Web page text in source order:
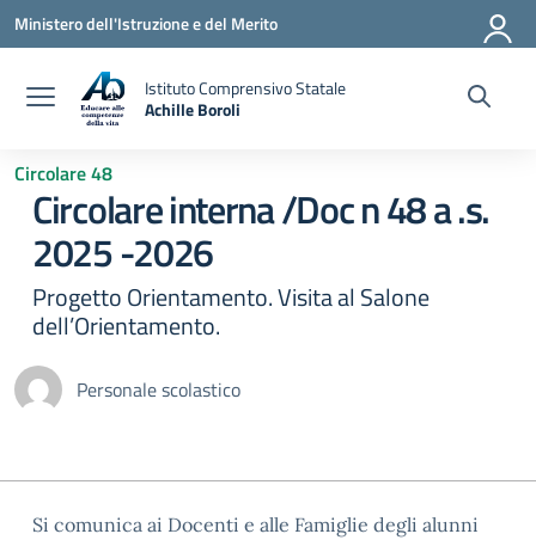
Vai ai contenuti
Vai al menu di navigazione
Vai al footer
Ministero dell'Istruzione e del Merito
Istituto Comprensivo Statale
Achille Boroli
Circolare 48
Circolare interna /Doc n 48 a .s.
2025 -2026
Progetto Orientamento. Visita al Salone
dell’Orientamento.
Personale scolastico
Si comunica ai Docenti e alle Famiglie degli alunni